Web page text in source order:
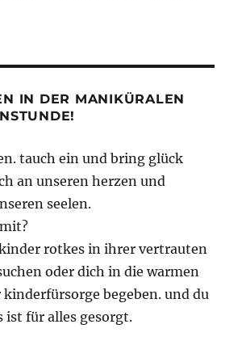
IN DER MANIKÜRALEN
tauch ein und bring glück
an unseren herzen und
seelen.
rotkes in ihrer vertrauten
oder dich in die warmen
kinderfürsorge begeben. und du
ist für alles gesorgt.